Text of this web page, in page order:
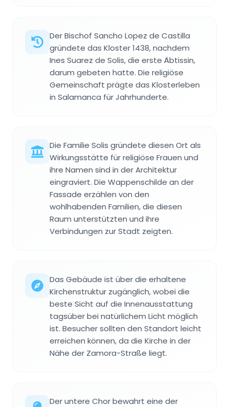
Der Bischof Sancho Lopez de Castilla
gründete das Kloster 1438, nachdem
Ines Suarez de Solis, die erste Äbtissin,
darum gebeten hatte. Die religiöse
Gemeinschaft prägte das Klosterleben
in Salamanca für Jahrhunderte.
Die Familie Solis gründete diesen Ort als
Wirkungsstätte für religiöse Frauen und
ihre Namen sind in der Architektur
eingraviert. Die Wappenschilde an der
Fassade erzählen von den
wohlhabenden Familien, die diesen
Raum unterstützten und ihre
Verbindungen zur Stadt zeigten.
Das Gebäude ist über die erhaltene
Kirchenstruktur zugänglich, wobei die
beste Sicht auf die Innenausstattung
tagsüber bei natürlichem Licht möglich
ist. Besucher sollten den Standort leicht
erreichen können, da die Kirche in der
Nähe der Zamora-Straße liegt.
Der untere Chor bewahrt eine der